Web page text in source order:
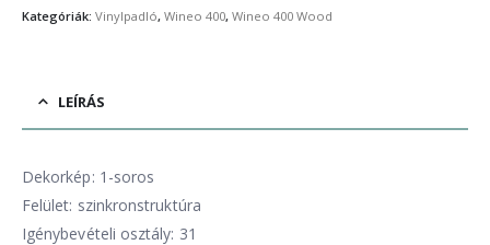
Kategóriák: Vinylpadló, Wineo 400, Wineo 400 Wood
LEÍRÁS
Dekorkép: 1-soros
Felület: szinkronstruktúra
Igénybevételi osztály: 31